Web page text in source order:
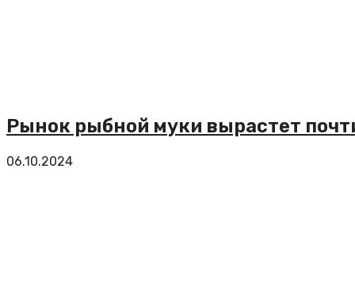
Рынок рыбной муки вырастет
06.10.2024